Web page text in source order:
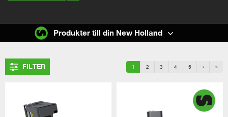
FILTER 1 2 3 4 5 › »
Produkter till din New Holland